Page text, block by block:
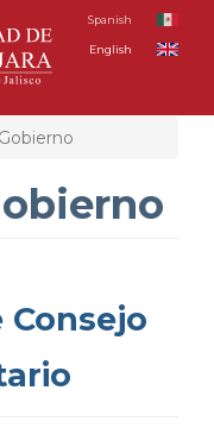
Spanish
English
Consejo